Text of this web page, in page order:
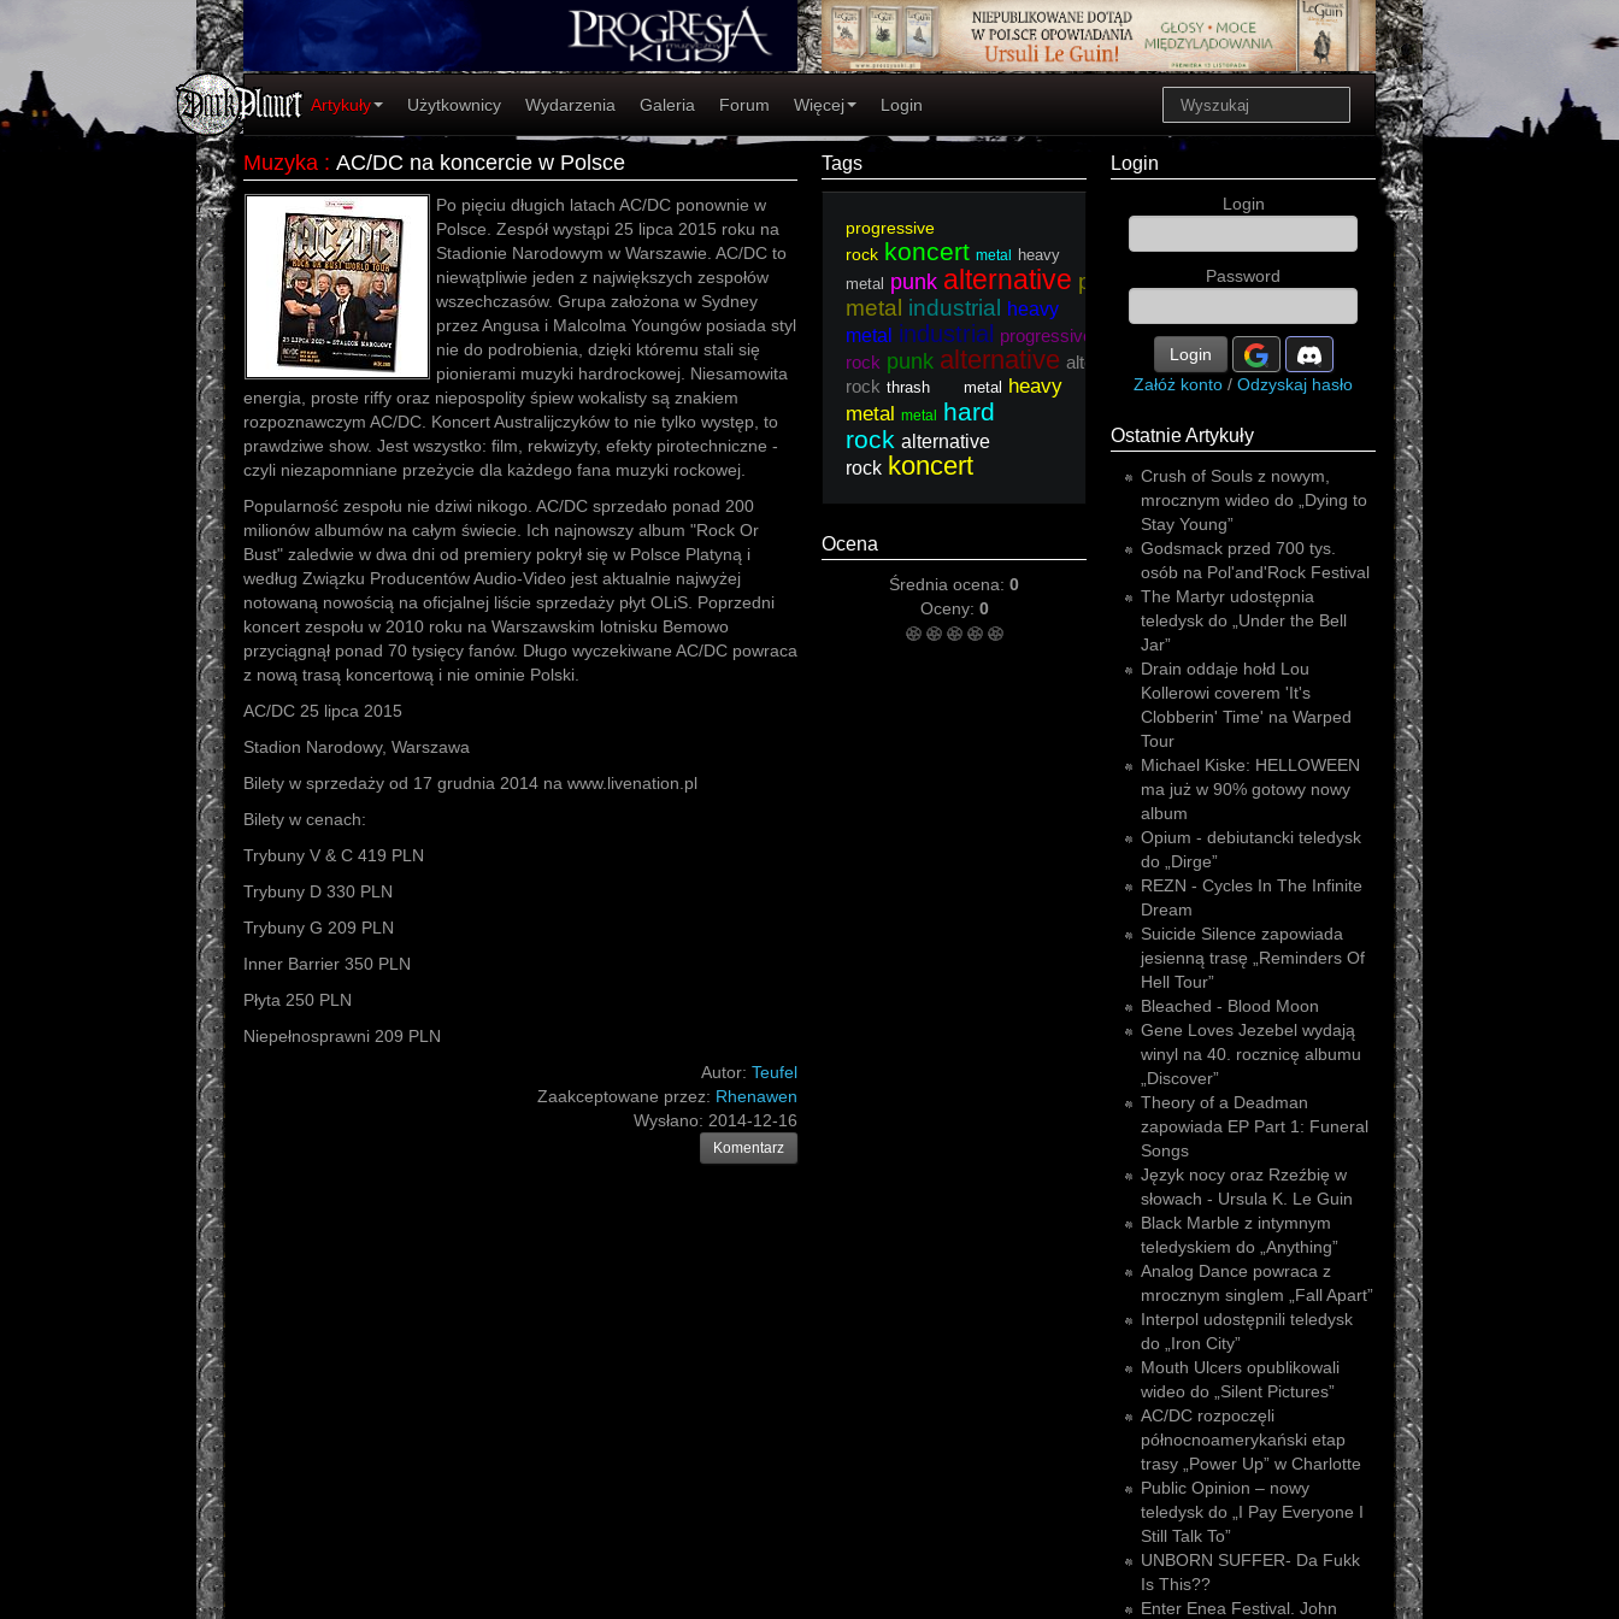
Artykuły Użytkownicy Wydarzenia Galeria Forum Więcej Login
Muzyka : AC/DC na koncercie w Polsce
Po pięciu długich latach AC/DC ponownie w
Polsce. Zespół wystąpi 25 lipca 2015 roku na
Stadionie Narodowym w Warszawie. AC/DC to
niewątpliwie jeden z największych zespołów
wszechczasów. Grupa założona w Sydney
przez Angusa i Malcolma Youngów posiada styl
nie do podrobienia, dzięki któremu stali się
pionierami muzyki hardrockowej. Niesamowita
energia, proste riffy oraz niepospolity śpiew wokalisty są znakiem
rozpoznawczym AC/DC. Koncert Australijczyków to nie tylko występ, to
prawdziwe show. Jest wszystko: film, rekwizyty, efekty pirotechniczne -
czyli niezapomniane przeżycie dla każdego fana muzyki rockowej.
Popularność zespołu nie dziwi nikogo. AC/DC sprzedało ponad 200
milionów albumów na całym świecie. Ich najnowszy album "Rock Or
Bust" zaledwie w dwa dni od premiery pokrył się w Polsce Platyną i
według Związku Producentów Audio-Video jest aktualnie najwyżej
notowaną nowością na oficjalnej liście sprzedaży płyt OLiS. Poprzedni
koncert zespołu w 2010 roku na Warszawskim lotnisku Bemowo
przyciągnął ponad 70 tysięcy fanów. Długo wyczekiwane AC/DC powraca
z nową trasą koncertową i nie ominie Polski.
AC/DC 25 lipca 2015
Stadion Narodowy, Warszawa
Bilety w sprzedaży od 17 grudnia 2014 na www.livenation.pl
Bilety w cenach:
Trybuny V & C 419 PLN
Trybuny D 330 PLN
Trybuny G 209 PLN
Inner Barrier 350 PLN
Płyta 250 PLN
Niepełnosprawni 209 PLN
Autor: Teufel
Zaakceptowane przez: Rhenawen
Wysłano: 2014-12-16
Komentarz
Tags
progressive
rock koncert metal
heavy
metal punk alternative power
metal industrial
heavy
metal
industrial progressive
rock punk alternative alternative
rock thrash metal heavy
metal metal
hard
rock alternative
rock koncert
Ocena
Średnia ocena: 0
Oceny: 0
Login
Login
Password
Login
Załóż konto / Odzyskaj hasło
Ostatnie Artykuły
Crush of Souls z nowym,
mrocznym wideo do „Dying to
Stay Young”
Godsmack przed 700 tys.
osób na Pol'and'Rock Festival
The Martyr udostępnia
teledysk do „Under the Bell
Jar”
Drain oddaje hołd Lou
Kollerowi coverem 'It's
Clobberin' Time' na Warped
Tour
Michael Kiske: HELLOWEEN
ma już w 90% gotowy nowy
album
Opium - debiutancki teledysk
do „Dirge”
REZN - Cycles In The Infinite
Dream
Suicide Silence zapowiada
jesienną trasę „Reminders Of
Hell Tour”
Bleached - Blood Moon
Gene Loves Jezebel wydają
winyl na 40. rocznicę albumu
„Discover”
Theory of a Deadman
zapowiada EP Part 1: Funeral
Songs
Język nocy oraz Rzeźbię w
słowach - Ursula K. Le Guin
Black Marble z intymnym
teledyskiem do „Anything”
Analog Dance powraca z
mrocznym singlem „Fall Apart”
Interpol udostępnili teledysk
do „Iron City”
Mouth Ulcers opublikowali
wideo do „Silent Pictures”
AC/DC rozpoczęli
północnoamerykański etap
trasy „Power Up” w Charlotte
Public Opinion – nowy
teledysk do „I Pay Everyone I
Still Talk To”
UNBORN SUFFER- Da Fukk
Is This??
Enter Enea Festival. John